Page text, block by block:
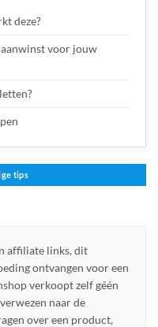
deze?
voor jouw
tips
affiliate links, dit
ontvangen voor een
verkoopt zelf géén
naar de
over een product,